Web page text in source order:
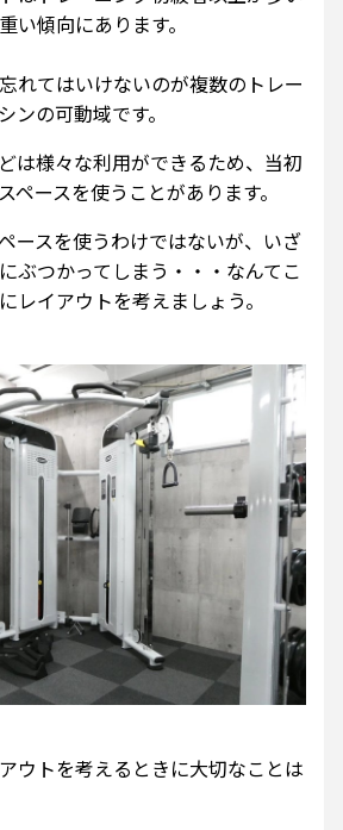
い傾向にあります。
れてはいけないのが複数のトレー
ンの可動域です。
は様々な利用ができるため、当初
ペースを使うことがあります。
ースを使うわけではないが、いざ
ぶつかってしまう・・・なんてこ
レイアウトを考えましょう。
ウトを考えるときに大切なことは